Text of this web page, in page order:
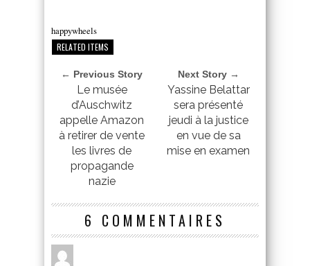
happywheels
RELATED ITEMS
← Previous Story
Le musée
d’Auschwitz
appelle Amazon
à retirer de vente
les livres de
propagande
nazie
Next Story →
Yassine Belattar
sera présenté
jeudi à la justice
en vue de sa
mise en examen
6 COMMENTAIRES